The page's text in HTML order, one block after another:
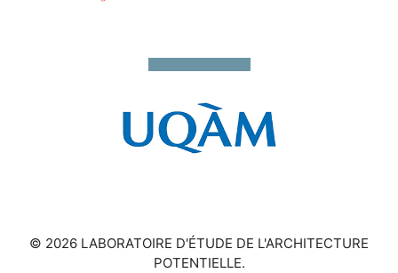
© 2026 LABORATOIRE D'ÉTUDE DE L'ARCHITECTURE
POTENTIELLE.